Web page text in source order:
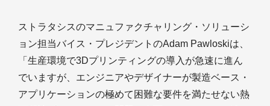
ストラタシスのマニュファクチャリング・ソリューシ
ョン担当バイス・プレジデントのAdam Pawloskiは、
「生産環境で3Dプリンティングの導入が急速に進ん
でいますが、エンジニアやデザイナーが製造ベース・
アプリケーションの極めて困難な要件を満たせない熱